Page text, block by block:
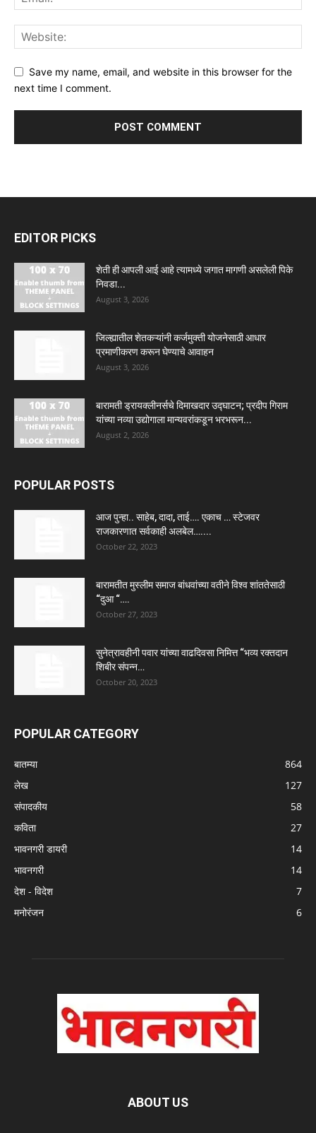
Save my name, email, and website in this browser for the
next time I comment.
EDITOR PICKS
शेती ही आपली आई आहे त्यामध्ये जगात मागणी असलेली पिके
निवडा...
August 3, 2026
जिल्ह्यातील शेतकऱ्यांनी कर्जमुक्ती योजनेसाठी आधार
प्रमाणीकरण करून घेण्याचे आवाहन
August 3, 2026
बारामती ड्रायक्लीनर्सचे दिमाखदार उद्घाटन; प्रदीप गिराम
यांच्या नव्या उद्योगाला मान्यवरांकडून भरभरून...
August 2, 2026
POPULAR POSTS
आज पुन्हा.. साहेब, दादा, ताई…. एकाच … स्टेजवर
राजकारणात सर्वकाही अलबेल…....
October 22, 2023
बारामतीत मुस्लीम समाज बांधवांच्या वतीने विश्व शांततेसाठी
“दुआ “….
October 27, 2023
सुनेत्रावहीनी पवार यांच्या वाढदिवसा निमित्त “भव्य रक्तदान
शिबीर संपन्न…
October 20, 2023
POPULAR CATEGORY
बातम्या
864
लेख
127
संपादकीय
58
कविता
27
भावनगरी डायरी
14
भावनगरी
14
देश - विदेश
7
मनोरंजन
6
ABOUT US